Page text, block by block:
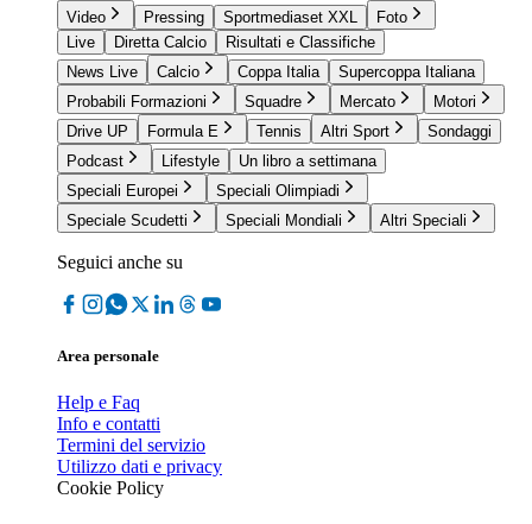
Video Pressing Sportmediaset XXL
Foto
Live
Diretta Calcio
Risultati e Classifiche
News Live
Calcio Coppa Italia
Supercoppa Italiana
Probabili Formazioni
Squadre Mercato
Motori
Drive UP
Formula E Tennis Altri Sport
Sondaggi
Podcast
Lifestyle
Un libro a settimana
Speciali Europei
Speciali Olimpiadi
Speciale Scudetti
Speciali Mondiali Altri Speciali
Seguici anche su
Area personale
Help e Faq
Info e contatti
Termini del servizio
Utilizzo dati e privacy
Cookie Policy